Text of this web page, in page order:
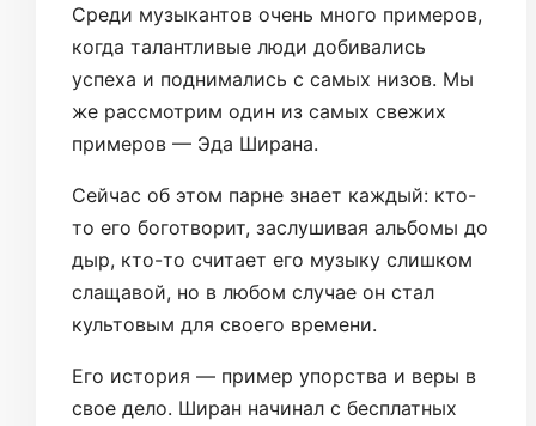
Среди музыкантов очень много примеров,
когда талантливые люди добивались
успеха и поднимались с самых низов. Мы
же рассмотрим один из самых свежих
примеров — Эда Ширана.
Сейчас об этом парне знает каждый: кто-
то его боготворит, заслушивая альбомы до
дыр, кто-то считает его музыку слишком
слащавой, но в любом случае он стал
культовым для своего времени.
Его история — пример упорства и веры в
свое дело. Ширан начинал с бесплатных